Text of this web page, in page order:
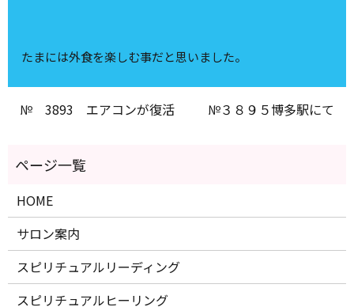
たまには外食を楽しむ事だと思いました。
№ 3893 エアコンが復活 №３８９５博多駅にて
HOME
サロン案内
スピリチュアルリーディング
スピリチュアルヒーリング